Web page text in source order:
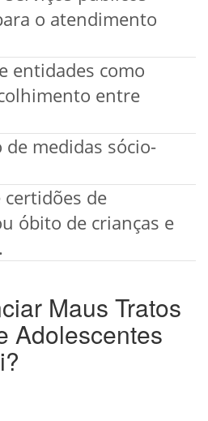
o atendimento
entidades como
entre
medidas sócio-
de
óbito de crianças e
Maus Tratos
Adolescentes